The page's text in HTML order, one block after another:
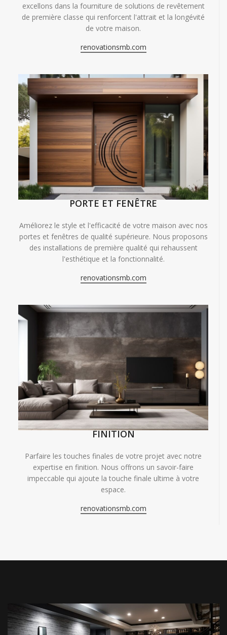
excellons dans la fourniture de solutions de revêtement
de première classe qui renforcent l'attrait et la longévité
de votre maison.
renovationsmb.com
PORTE ET FENÊTRE
Améliorez le style et l'efficacité de votre maison avec nos
portes et fenêtres de qualité supérieure. Nous proposons
des installations de première qualité qui rehaussent
l'esthétique et la fonctionnalité.
renovationsmb.com
FINITION
Parfaire les touches finales de votre projet avec notre
expertise en finition. Nous offrons un savoir-faire
impeccable qui ajoute la touche finale ultime à votre
espace.
renovationsmb.com